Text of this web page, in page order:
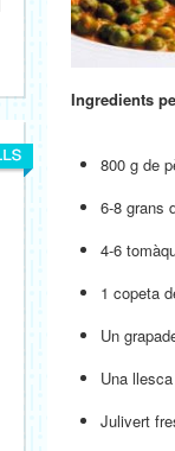
Ingredients
800 g de
6-8 grans
4-6
1 copeta
Un
Una
Julivert